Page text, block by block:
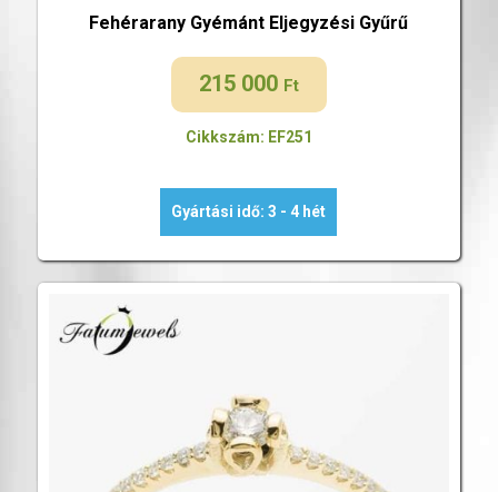
Fehérarany Gyémánt Eljegyzési Gyűrű
215 000 Ft
Cikkszám: EF251
Gyártási idő: 3 - 4 hét